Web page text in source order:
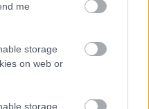
me
storage
on web or
storage